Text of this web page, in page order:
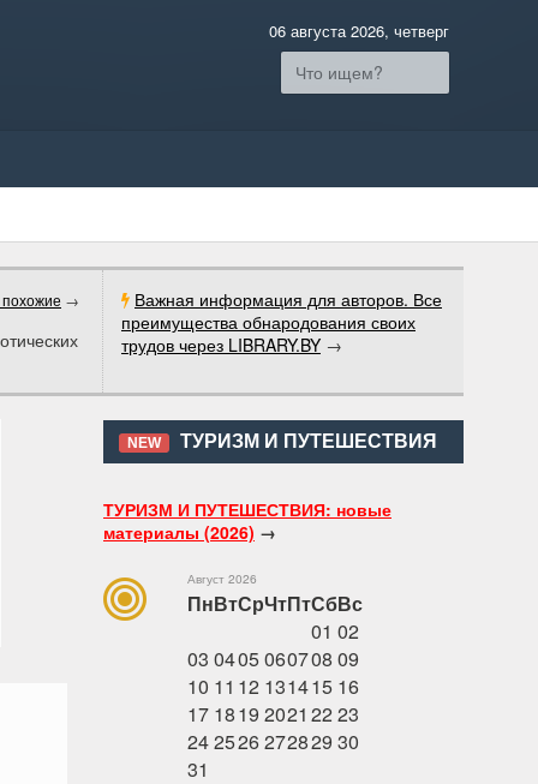
06 августа 2026, четверг
Важная информация для авторов. Все
преимущества обнародования своих
трудов через LIBRARY.BY →
→
NEW ТУРИЗМ И ПУТЕШЕСТВИЯ
ТУРИЗМ И ПУТЕШЕСТВИЯ: новые
материалы (2026) →
Август 2026
ПнВтСрЧтПтСбВс
01 02
03 0405060708 09
10 11 12 131415 16
17 1819 2021 22 23
242526272829 30
31